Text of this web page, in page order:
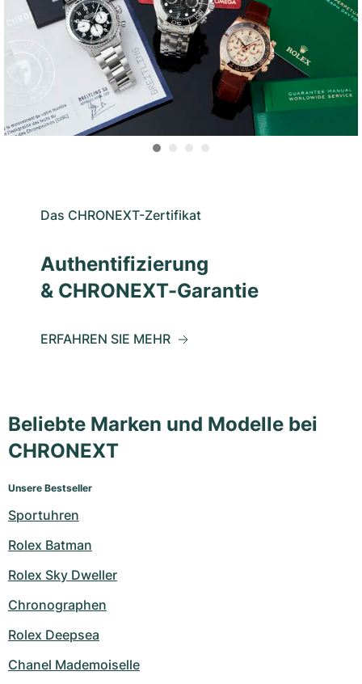
Das CHRONEXT-Zertifikat
Authentifizierung
& CHRONEXT-Garantie
ERFAHREN SIE MEHR
Beliebte Marken und Modelle bei
CHRONEXT
Unsere Bestseller
Sportuhren
Rolex Batman
Rolex Sky Dweller
Chronographen
Rolex Deepsea
Chanel Mademoiselle